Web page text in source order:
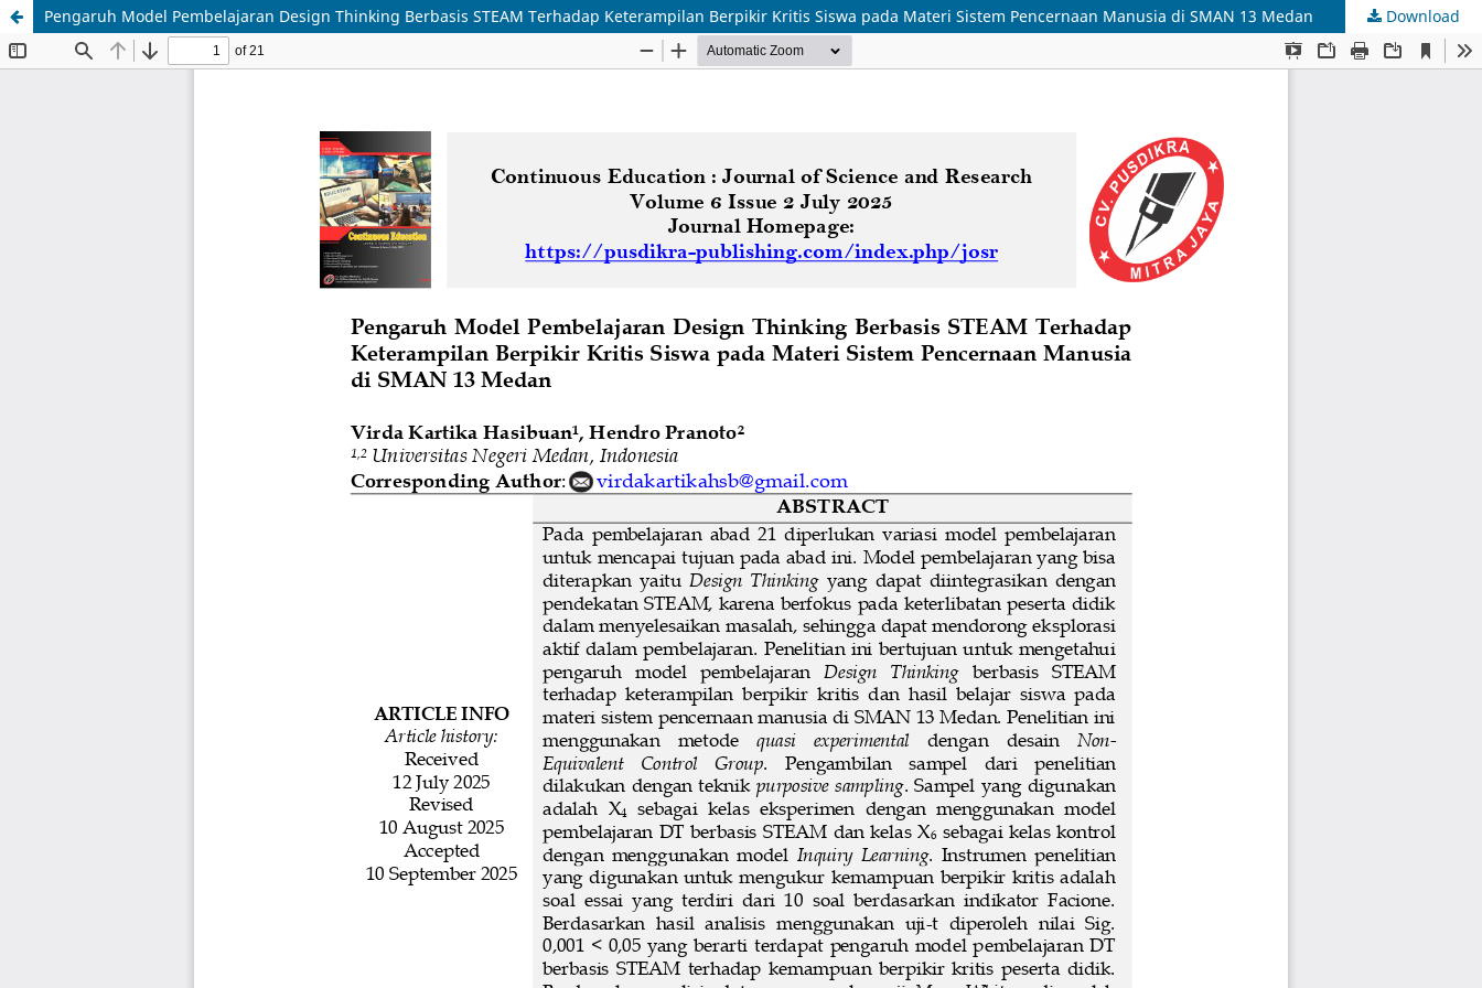
Pengaruh Model Pembelajaran Design Thinking Berbasis STEAM Terhadap Keterampilan Berpikir Kritis Siswa pada Materi Sistem Pencernaan Manusia di SMAN 13 Medan Download